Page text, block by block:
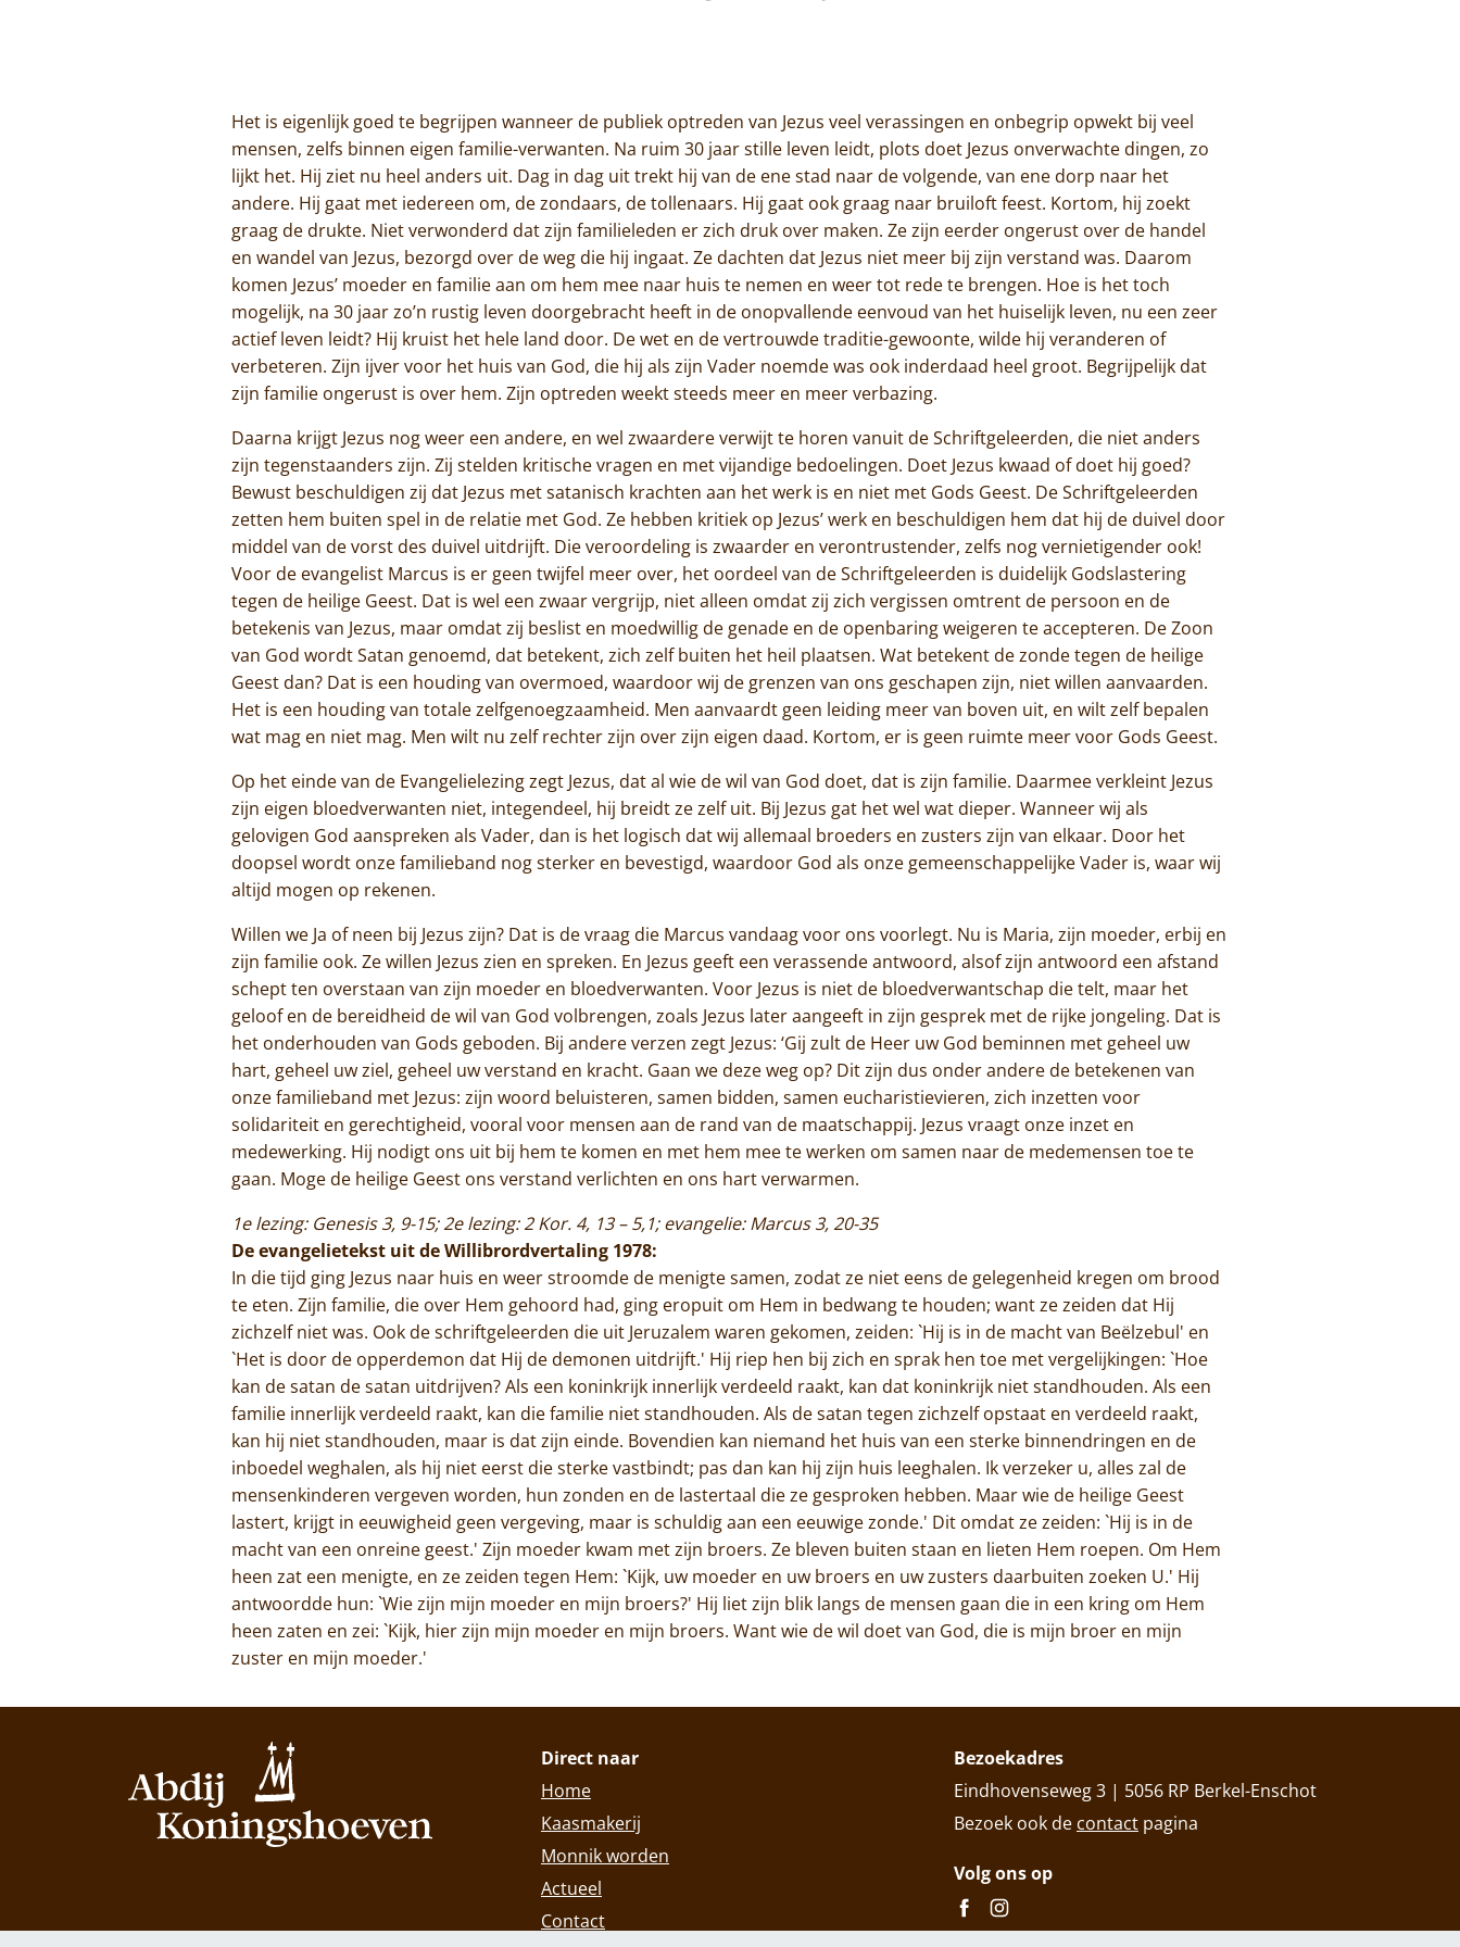
Home
Trappisten
De abdij
Actueel
Monnik worden
Contact
Het is eigenlijk goed te begrijpen wanneer de publiek optreden van Jezus veel verassingen en onbegrip opwekt bij veel
mensen, zelfs binnen eigen familie-verwanten. Na ruim 30 jaar stille leven leidt, plots doet Jezus onverwachte dingen, zo
lijkt het. Hij ziet nu heel anders uit. Dag in dag uit trekt hij van de ene stad naar de volgende, van ene dorp naar het
andere. Hij gaat met iedereen om, de zondaars, de tollenaars. Hij gaat ook graag naar bruiloft feest. Kortom, hij zoekt
graag de drukte. Niet verwonderd dat zijn familieleden er zich druk over maken. Ze zijn eerder ongerust over de handel
en wandel van Jezus, bezorgd over de weg die hij ingaat. Ze dachten dat Jezus niet meer bij zijn verstand was. Daarom
komen Jezus’ moeder en familie aan om hem mee naar huis te nemen en weer tot rede te brengen. Hoe is het toch
mogelijk, na 30 jaar zo’n rustig leven doorgebracht heeft in de onopvallende eenvoud van het huiselijk leven, nu een zeer
actief leven leidt? Hij kruist het hele land door. De wet en de vertrouwde traditie-gewoonte, wilde hij veranderen of
verbeteren. Zijn ijver voor het huis van God, die hij als zijn Vader noemde was ook inderdaad heel groot. Begrijpelijk dat
zijn familie ongerust is over hem. Zijn optreden weekt steeds meer en meer verbazing.
Daarna krijgt Jezus nog weer een andere, en wel zwaardere verwijt te horen vanuit de Schriftgeleerden, die niet anders
zijn tegenstaanders zijn. Zij stelden kritische vragen en met vijandige bedoelingen. Doet Jezus kwaad of doet hij goed?
Bewust beschuldigen zij dat Jezus met satanisch krachten aan het werk is en niet met Gods Geest. De Schriftgeleerden
zetten hem buiten spel in de relatie met God. Ze hebben kritiek op Jezus’ werk en beschuldigen hem dat hij de duivel door
middel van de vorst des duivel uitdrijft. Die veroordeling is zwaarder en verontrustender, zelfs nog vernietigender ook!
Voor de evangelist Marcus is er geen twijfel meer over, het oordeel van de Schriftgeleerden is duidelijk Godslastering
tegen de heilige Geest. Dat is wel een zwaar vergrijp, niet alleen omdat zij zich vergissen omtrent de persoon en de
betekenis van Jezus, maar omdat zij beslist en moedwillig de genade en de openbaring weigeren te accepteren. De Zoon
van God wordt Satan genoemd, dat betekent, zich zelf buiten het heil plaatsen. Wat betekent de zonde tegen de heilige
Geest dan? Dat is een houding van overmoed, waardoor wij de grenzen van ons geschapen zijn, niet willen aanvaarden.
Het is een houding van totale zelfgenoegzaamheid. Men aanvaardt geen leiding meer van boven uit, en wilt zelf bepalen
wat mag en niet mag. Men wilt nu zelf rechter zijn over zijn eigen daad. Kortom, er is geen ruimte meer voor Gods Geest.
Op het einde van de Evangelielezing zegt Jezus, dat al wie de wil van God doet, dat is zijn familie. Daarmee verkleint Jezus
zijn eigen bloedverwanten niet, integendeel, hij breidt ze zelf uit. Bij Jezus gat het wel wat dieper. Wanneer wij als
gelovigen God aanspreken als Vader, dan is het logisch dat wij allemaal broeders en zusters zijn van elkaar. Door het
doopsel wordt onze familieband nog sterker en bevestigd, waardoor God als onze gemeenschappelijke Vader is, waar wij
altijd mogen op rekenen.
Willen we Ja of neen bij Jezus zijn? Dat is de vraag die Marcus vandaag voor ons voorlegt. Nu is Maria, zijn moeder, erbij en
zijn familie ook. Ze willen Jezus zien en spreken. En Jezus geeft een verassende antwoord, alsof zijn antwoord een afstand
schept ten overstaan van zijn moeder en bloedverwanten. Voor Jezus is niet de bloedverwantschap die telt, maar het
geloof en de bereidheid de wil van God volbrengen, zoals Jezus later aangeeft in zijn gesprek met de rijke jongeling. Dat is
het onderhouden van Gods geboden. Bij andere verzen zegt Jezus: ‘Gij zult de Heer uw God beminnen met geheel uw
hart, geheel uw ziel, geheel uw verstand en kracht. Gaan we deze weg op? Dit zijn dus onder andere de betekenen van
onze familieband met Jezus: zijn woord beluisteren, samen bidden, samen eucharistievieren, zich inzetten voor
solidariteit en gerechtigheid, vooral voor mensen aan de rand van de maatschappij. Jezus vraagt onze inzet en
medewerking. Hij nodigt ons uit bij hem te komen en met hem mee te werken om samen naar de medemensen toe te
gaan. Moge de heilige Geest ons verstand verlichten en ons hart verwarmen.
1e lezing: Genesis 3, 9-15; 2e lezing: 2 Kor. 4, 13 – 5,1; evangelie: Marcus 3, 20-35
De evangelietekst uit de Willibrordvertaling 1978:
In die tijd ging Jezus naar huis en weer stroomde de menigte samen, zodat ze niet eens de gelegenheid kregen om brood
te eten. Zijn familie, die over Hem gehoord had, ging eropuit om Hem in bedwang te houden; want ze zeiden dat Hij
zichzelf niet was. Ook de schriftgeleerden die uit Jeruzalem waren gekomen, zeiden: `Hij is in de macht van Beëlzebul' en
`Het is door de opperdemon dat Hij de demonen uitdrijft.' Hij riep hen bij zich en sprak hen toe met vergelijkingen: `Hoe
kan de satan de satan uitdrijven? Als een koninkrijk innerlijk verdeeld raakt, kan dat koninkrijk niet standhouden. Als een
familie innerlijk verdeeld raakt, kan die familie niet standhouden. Als de satan tegen zichzelf opstaat en verdeeld raakt,
kan hij niet standhouden, maar is dat zijn einde. Bovendien kan niemand het huis van een sterke binnendringen en de
inboedel weghalen, als hij niet eerst die sterke vastbindt; pas dan kan hij zijn huis leeghalen. Ik verzeker u, alles zal de
mensenkinderen vergeven worden, hun zonden en de lastertaal die ze gesproken hebben. Maar wie de heilige Geest
lastert, krijgt in eeuwigheid geen vergeving, maar is schuldig aan een eeuwige zonde.' Dit omdat ze zeiden: `Hij is in de
macht van een onreine geest.' Zijn moeder kwam met zijn broers. Ze bleven buiten staan en lieten Hem roepen. Om Hem
heen zat een menigte, en ze zeiden tegen Hem: `Kijk, uw moeder en uw broers en uw zusters daarbuiten zoeken U.' Hij
antwoordde hun: `Wie zijn mijn moeder en mijn broers?' Hij liet zijn blik langs de mensen gaan die in een kring om Hem
heen zaten en zei: `Kijk, hier zijn mijn moeder en mijn broers. Want wie de wil doet van God, die is mijn broer en mijn
zuster en mijn moeder.'
Direct naar
Home
Kaasmakerij
Monnik worden
Actueel
Contact
Bezoekadres
Eindhovenseweg 3 | 5056 RP Berkel-Enschot
Bezoek ook de contact pagina
Volg ons op